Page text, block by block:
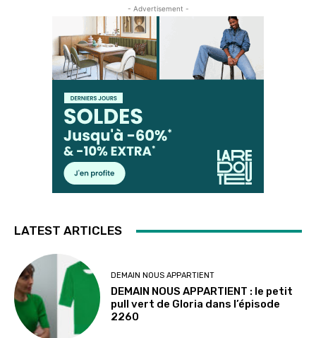
- Advertisement -
LATEST ARTICLES
DEMAIN NOUS APPARTIENT
DEMAIN NOUS APPARTIENT : le petit
pull vert de Gloria dans l’épisode
2260